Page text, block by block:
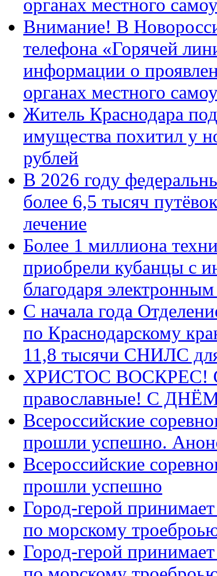
органах местного
Внимание! В
телефона «Горячей
информации о
органах местного
Житель Краснодара
имущества похитил у
рублей
В 2026 году
более 6,5 тысяч
лечение
Более 1 миллиона
приобрели кубанцы с
благодаря
С начала года
по Краснодарскому
11,8 тысячи СНИЛС
ХРИСТОС ВОСКРЕС! С
православные! C
Всероссийские
прошли успешно.
Всероссийские
прошли успешно
Город-герой
по морскому
Город-герой